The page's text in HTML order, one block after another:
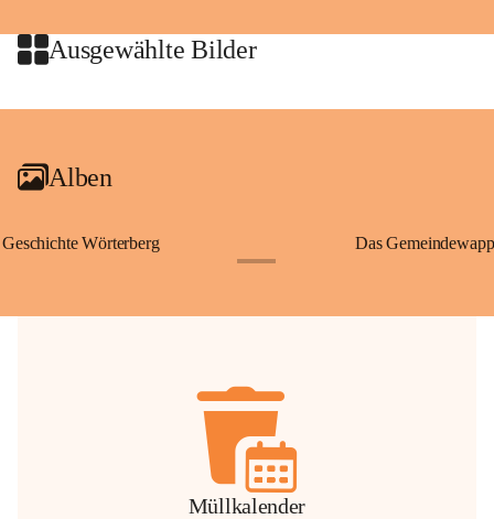
🔏 Zum Schutz unseres Gemeindearchivs danken wir allen Bürgerinnen
Erinnerungen, die dazu beitragen, die Geschichte unserer Heimat
Ausgewählte Bilder
+2
Alben
Geschichte Wörterberg Das
Müllkalender